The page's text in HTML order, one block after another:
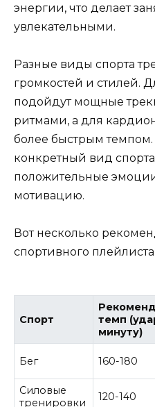
энергии, что делает
увлекательными.
Разные виды спорта
громкостей и стилей.
подойдут мощные
ритмами, а для
более быстрым
конкретный вид
положительные
мотивацию.
Вот несколько
спортивного плейлиста:
Спорт
темп
минуту)
Бег 160-180
Силовые
тренировки
120-140